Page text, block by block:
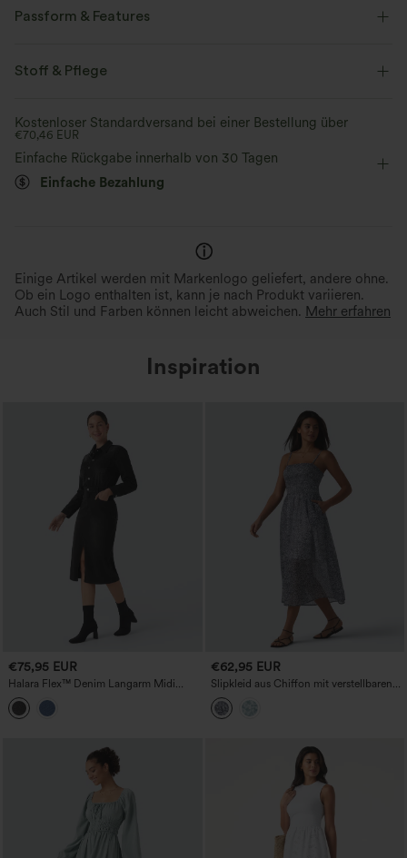
Passform & Features
Mittlere Dehnung
Stoff & Pflege
Kostenloser Standardversand bei einer Bestellung über
€70,46 EUR
Einfache Rückgabe innerhalb von 30 Tagen
Einfache Bezahlung
Einige Artikel werden mit Markenlogo geliefert, andere ohne.
Ob ein Logo enthalten ist, kann je nach Produkt variieren.
Auch Stil und Farben können leicht abweichen. Mehr erfahren
Inspiration
€75,95 EUR
Halara Flex™ Denim Langarm Midi
Casual Hemdkleid mit Taschen
€62,95 EUR
Slipkleid aus Chiffon mit verstellbaren
Trägern, gerafftem Oberteil, zierlichem
Blumenmuster, fließendem Midi-Schnitt
und Taschen